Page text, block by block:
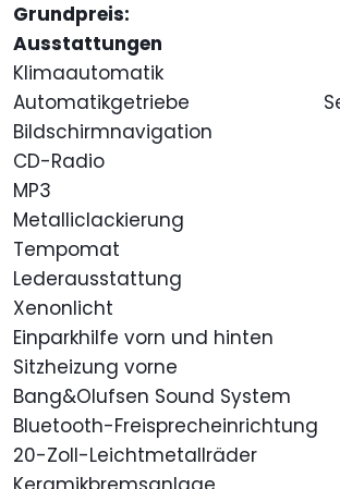
Grundpreis:
Ausstattungen
Klimaautomatik
Automatikgetriebe
Bildschirmnavigation
CD-Radio
MP3
Metalliclackierung
Tempomat
Lederausstattung
Xenonlicht
Einparkhilfe vorn und hinten
Sitzheizung vorne
Bang&Olufsen Sound System
Bluetooth-Freisprecheinrichtung
20-Zoll-Leichtmetallräder